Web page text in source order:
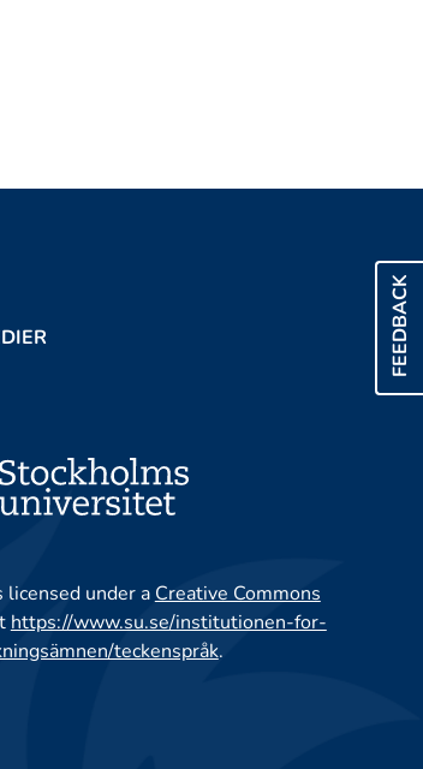
FEEDBACK
under a Creative Commons
https://www.su.se/institutionen-for-
teckenspråk.